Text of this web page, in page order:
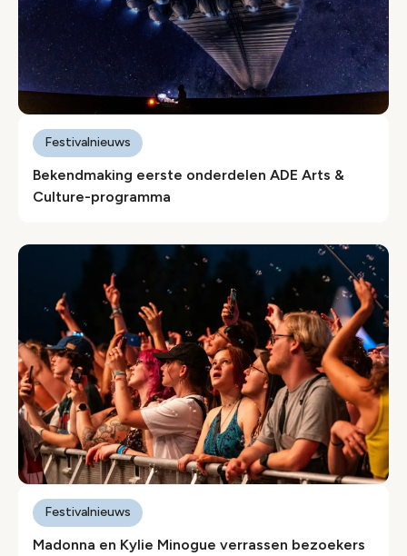
Bekendmaking eerste onderdelen ADE Arts &
Culture-programma
Festivalnieuws
Madonna en Kylie Minogue verrassen bezoekers
Festivalnieuws